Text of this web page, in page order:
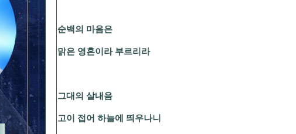
순백의 마음은
맑은 영혼이라 부르리라
그대의 살내음
고이 접어 하늘에 띄우나니